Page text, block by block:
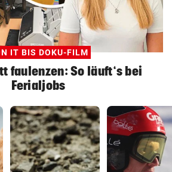
IT BIS DOKU-FILM
faulenzen: So läuft‘s bei
Ferialjobs